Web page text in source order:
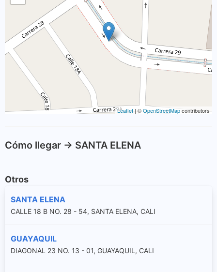
Leaflet | ©OpenStreetMapcontributors
Cómo llegar -> SANTA ELENA
Otros
SANTA ELENA
CALLE 18 B NO. 28 - 54, SANTA ELENA, CALI
GUAYAQUIL
DIAGONAL 23 NO. 13 - 01, GUAYAQUIL, CALI